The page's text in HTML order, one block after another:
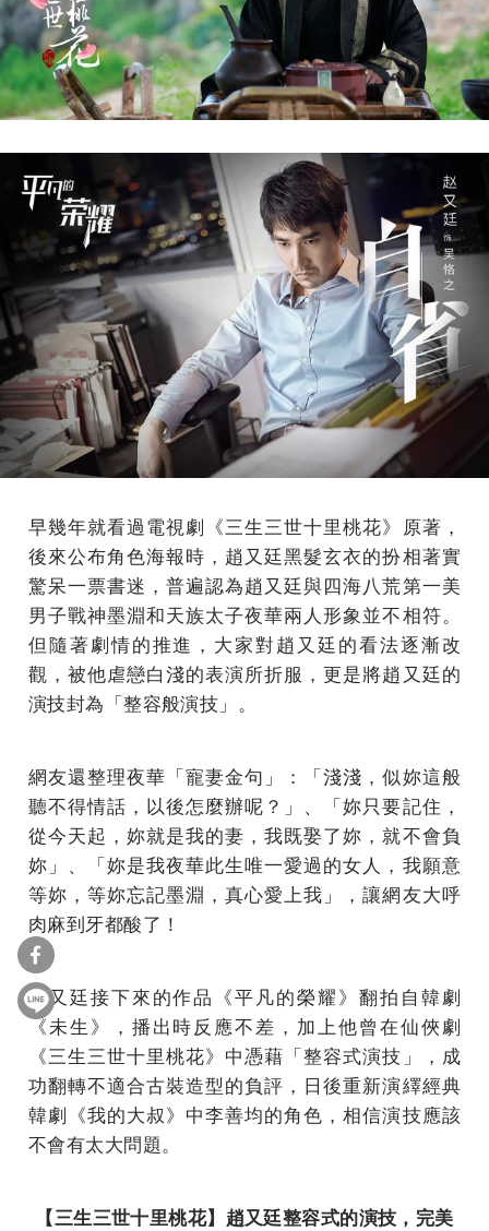
早幾年就看過電視劇《三生三世十里桃花》原著，
後來公布角色海報時，趙又廷黑髮玄衣的扮相著實
驚呆一票書迷，普遍認為趙又廷與四海八荒第一美
男子戰神墨淵和天族太子夜華兩人形象並不相符。
但隨著劇情的推進，大家對趙又廷的看法逐漸改
觀，被他虐戀白淺的表演所折服，更是將趙又廷的
演技封為「整容般演技」。
網友還整理夜華「寵妻金句」：「淺淺，似妳這般
聽不得情話，以後怎麼辦呢？」、「妳只要記住，
從今天起，妳就是我的妻，我既娶了妳，就不會負
妳」、「妳是我夜華此生唯一愛過的女人，我願意
等妳，等妳忘記墨淵，真心愛上我」，讓網友大呼
肉麻到牙都酸了！
趙又廷接下來的作品《平凡的榮耀》翻拍自韓劇
《未生》，播出時反應不差，加上他曾在仙俠劇
《三生三世十里桃花》中憑藉「整容式演技」，成
功翻轉不適合古裝造型的負評，日後重新演繹經典
韓劇《我的大叔》中李善均的角色，相信演技應該
不會有太大問題。
【三生三世十里桃花】趙又廷整容式的演技，完美